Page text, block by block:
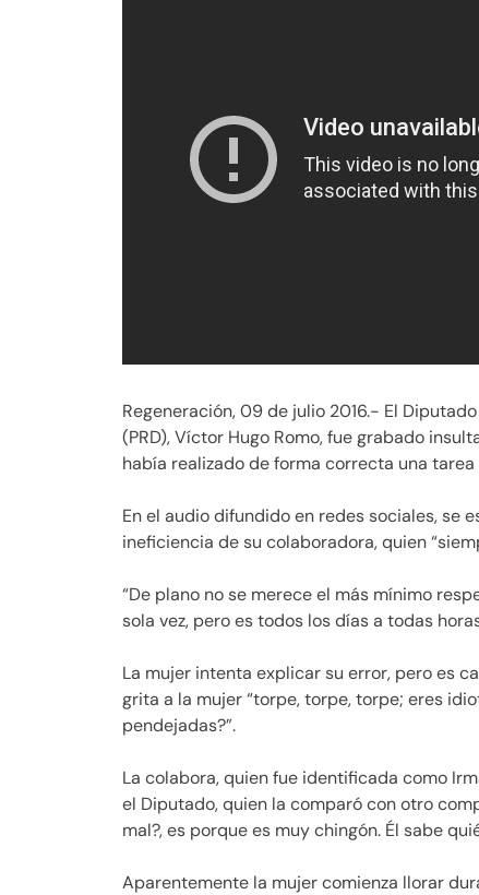
Regeneración, 09 de julio 2016.- El
(PRD), Víctor Hugo Romo, fue grabado
había realizado de forma correcta una
En el audio difundido en redes sociales, se
ineficiencia de su colaboradora, quien
“De plano no se merece el más mínimo
sola vez, pero es todos los días a todas
La mujer intenta explicar su error, pero es
grita a la mujer “torpe, torpe, torpe; eres
pendejadas?”.
La colabora, quien fue identificada como
el Diputado, quien la comparó con otro
mal?, es porque es muy chingón. Él sabe
Aparentemente la mujer comienza llorar